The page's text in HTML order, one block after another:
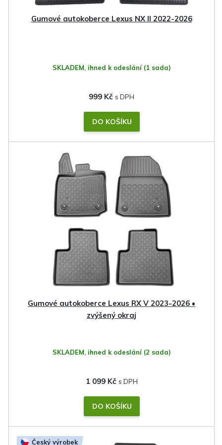
Gumové autokoberce Lexus NX II 2022-2026
SKLADEM, ihned k odeslání (1 sada)
999 Kč
DO KOŠÍKU
Gumové autokoberce Lexus RX V 2023-2026 •
zvýšený okraj
SKLADEM, ihned k odeslání (2 sada)
1 099 Kč
DO KOŠÍKU
Český výrobek